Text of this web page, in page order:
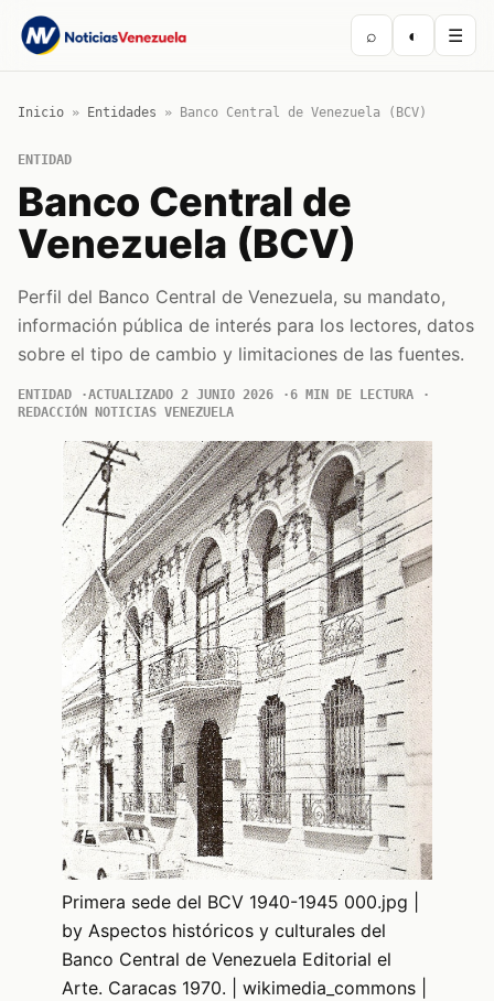
⌕ ◐ ☰
Inicio » Entidades » Banco Central de Venezuela (BCV)
ENTIDAD
Banco Central de
Venezuela (BCV)
Perfil del Banco Central de Venezuela, su mandato,
información pública de interés para los lectores, datos
sobre el tipo de cambio y limitaciones de las fuentes.
ENTIDAD ACTUALIZADO 2 JUNIO 2026
6 MIN DE LECTURA
REDACCIÓN NOTICIAS VENEZUELA
Primera sede del BCV 1940-1945 000.jpg |
by Aspectos históricos y culturales del
Banco Central de Venezuela Editorial el
Arte. Caracas 1970. | wikimedia_commons |